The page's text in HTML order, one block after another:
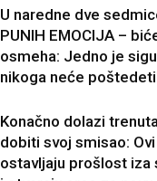
U naredne dve
PUNIH EMOCIJA –
osmeha: Jedno je
nikoga neće
Konačno dolazi
dobiti svoj smisao:
ostavljaju prošlost iza